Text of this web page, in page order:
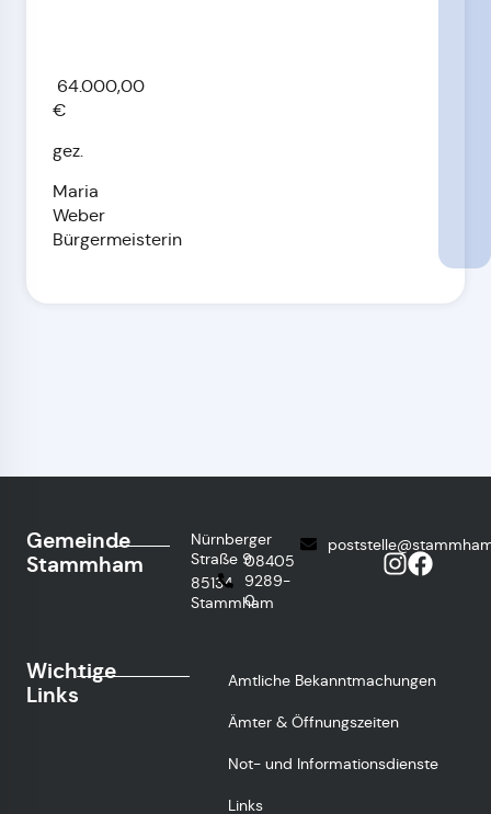
64.000,00
€
gez.
Maria
Weber
Bürgermeisterin
Gemeinde
Stammham
Nürnberger
Straße 9
85134
Stammham
08405
9289-
0
Wichtige
Links
Amtliche Bekanntmachungen
Ämter & Öffnungszeiten
Not- und Informationsdienste
Links